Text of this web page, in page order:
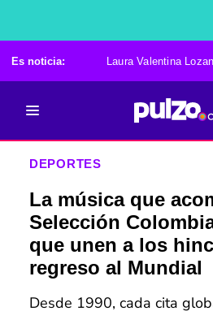
Es noticia: Laura Valentina
DEPORTES
La música que
Selección
que unen a los
regreso al Mundial
Desde 1990, cada cita